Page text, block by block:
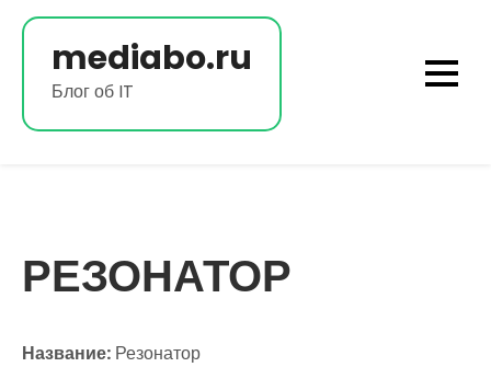
Перейти
содержимомуmediabo.ru
Блог об IT
РЕЗОНАТОР
Название: Резонатор